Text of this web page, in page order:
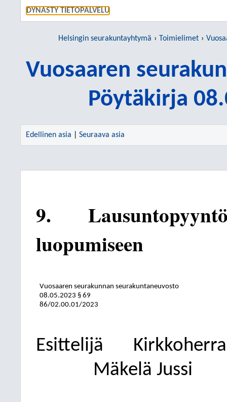
DYNASTY TIETOPALVELU
Helsingin seurakuntayhtymä Toimielimet
Vuosaaren
Pöytäkirja
Edellinen asia Seuraava asia
9.
luopumiseen
Vuosaaren seurakunnan seurakuntaneuvosto
08.05.2023 § 69
86/02.00.01/2023
Esittelijä
Mäkelä Jussi